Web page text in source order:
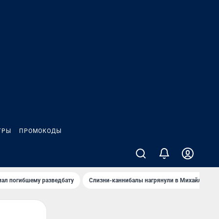
ПРОМОКОДЫ
погибшему разведбату Слизни-каннибалы нагрянули в Михайлов